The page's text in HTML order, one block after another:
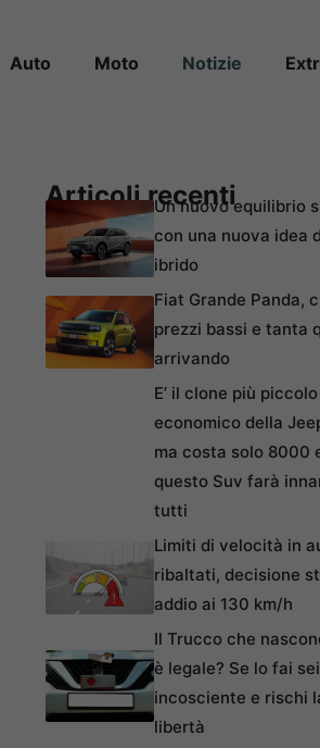
Auto Moto Notizie
Articoli recenti
Un nuovo equilibrio
con una nuova idea
ibrido
Fiat Grande Panda,
prezzi bassi e tanta
arrivando
E’ il clone più
economico della
ma costa solo 8000
questo Suv farà
tutti
Limiti di velocità in
ribaltati, decisione
addio ai 130 km/h
Il Trucco che
è legale? Se lo fai
incosciente e rischi
libertà